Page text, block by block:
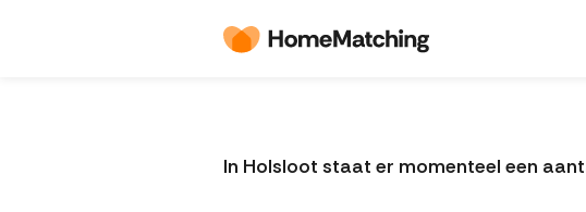
In Holsloot staat er momenteel een